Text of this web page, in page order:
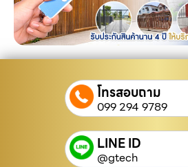
โทรสอบถาม
099 294 9789
LINE ID
@gtech